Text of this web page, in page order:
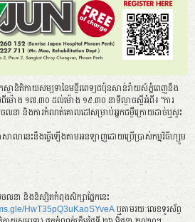
ស្តានិតិកាយសម្បទានៃមន្ទីរពេទ្យជប៉ុនសាន់រ៉ាយស៍ភ្នំពេញនឹង
ម៉ោង ១៧.៣០ ដល់ម៉ោង ១៩.៣០ នាទីល្ងាចស្ដីអំពី៖ "ការ
ចលនា និងការកំណត់គោលដៅសម្រាប់អ្នកជម្ងឺក្រោយដាច់ឬស្ទះ
ាសាលានេះនឹងធ្វើឡើងតាមអនឡាញដោយប្រើប្រាស់កម្មវិធីហ្សូម
លនា និងនិស្សិតកំពុងសិក្សាផ្នែកនេះ
HwT35pQ3uKaoSYveA ឬតាមរយៈលេខទូរស័ព្ទ